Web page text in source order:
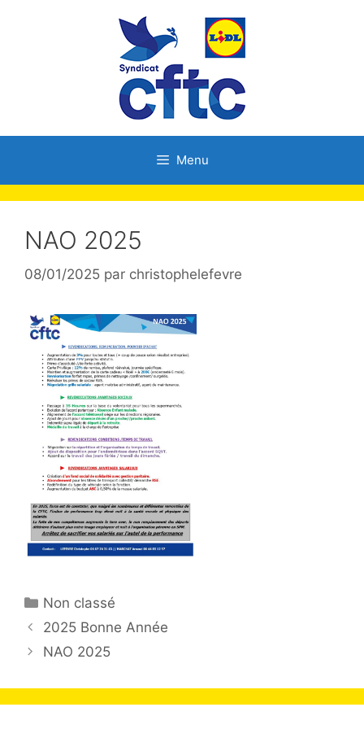
Menu
NAO 2025
08/01/2025 par christophelefevre
Non classé
2025 Bonne Année
NAO 2025